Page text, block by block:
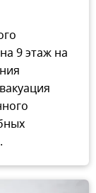
9 этаж на